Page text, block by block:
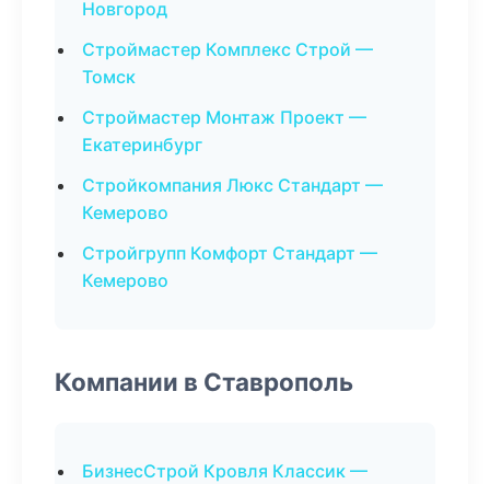
Новгород
Строймастер Комплекс Строй —
Томск
Строймастер Монтаж Проект —
Екатеринбург
Стройкомпания Люкс Стандарт —
Кемерово
Стройгрупп Комфорт Стандарт —
Кемерово
Компании в Ставрополь
БизнесСтрой Кровля Классик —